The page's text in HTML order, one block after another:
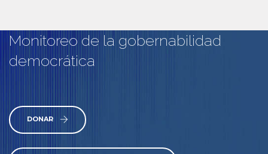
Monitoreo de la gobernabilidad
democrática
DONAR